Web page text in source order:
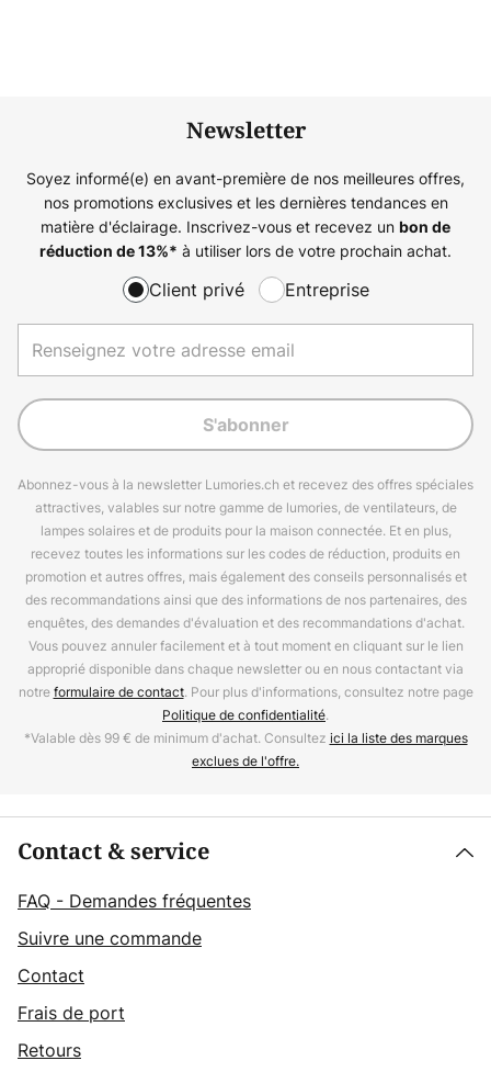
Newsletter
Soyez informé(e) en avant-première de nos meilleures offres,
nos promotions exclusives et les dernières tendances en
matière d'éclairage. Inscrivez-vous et recevez un bon de
réduction de13%* à utiliser lors de votre prochain achat.
Client privé Entreprise
S'abonner
Abonnez-vous à la newsletter Lumories.ch et recevez des offres spéciales
attractives, valables sur notre gamme de lumories, de ventilateurs, de
lampes solaires et de produits pour la maison connectée. Et en plus,
recevez toutes les informations sur les codes de réduction, produits en
promotion et autres offres, mais également des conseils personnalisés et
des recommandations ainsi que des informations de nos partenaires, des
enquêtes, des demandes d'évaluation et des recommandations d'achat.
Vous pouvez annuler facilement et à tout moment en cliquant sur le lien
approprié disponible dans chaque newsletter ou en nous contactant via
notreformulaire de contact. Pour plus d'informations, consultez notre page
Politique de confidentialité.
*Valable dès 99 € de minimum d'achat. Consultez ici la liste des marques
exclues de l'offre.
Contact & service
FAQ - Demandes fréquentes
Suivre une commande
Contact
Frais de port
Retours